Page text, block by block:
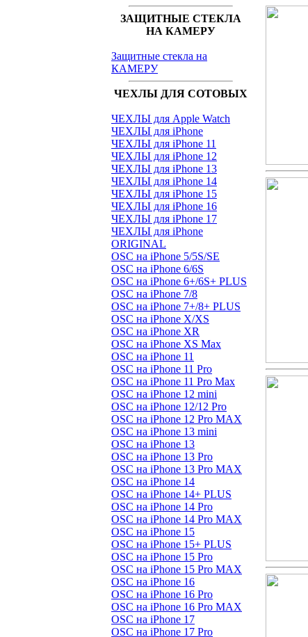
ЗАЩИТНЫЕ СТЕКЛА
НА КАМЕРУ
Защитные стекла на
КАМЕРУ
ЧЕХЛЫ ДЛЯ СОТОВЫХ
ЧЕХЛЫ для Apple Watch
ЧЕХЛЫ для iPhone
ЧЕХЛЫ для iPhone 11
ЧЕХЛЫ для iPhone 12
ЧЕХЛЫ для iPhone 13
ЧЕХЛЫ для iPhone 14
ЧЕХЛЫ для iPhone 15
ЧЕХЛЫ для iPhone 16
ЧЕХЛЫ для iPhone 17
ЧЕХЛЫ для iPhone
ORIGINAL
OSC на iPhone 5/5S/SE
OSC на iPhone 6/6S
OSC на iPhone 6+/6S+ PLUS
OSC на iPhone 7/8
OSC на iPhone 7+/8+ PLUS
OSC на iPhone X/XS
OSC на iPhone XR
OSC на iPhone XS Max
OSC на iPhone 11
OSC на iPhone 11 Pro
OSC на iPhone 11 Pro Max
OSC на iPhone 12 mini
OSC на iPhone 12/12 Pro
OSC на iPhone 12 Pro MAX
OSC на iPhone 13 mini
OSC на iPhone 13
OSC на iPhone 13 Pro
OSC на iPhone 13 Pro MAX
OSC на iPhone 14
OSC на iPhone 14+ PLUS
OSC на iPhone 14 Pro
OSC на iPhone 14 Pro MAX
OSC на iPhone 15
OSC на iPhone 15+ PLUS
OSC на iPhone 15 Pro
OSC на iPhone 15 Pro MAX
OSC на iPhone 16
OSC на iPhone 16 Pro
OSC на iPhone 16 Pro MAX
OSC на iPhone 17
OSC на iPhone 17 Pro